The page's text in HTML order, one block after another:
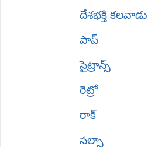
దేశభక్తి కలవాడు
పాప్
సైట్రాన్స్
రెట్రో
రాక్
సల్సా